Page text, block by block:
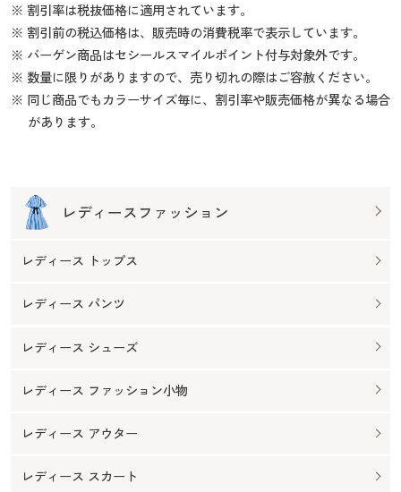
※ 割引率は税抜価格に適用されています。
※ 割引前の税込価格は、販売時の消費税率で表示しています。
※ バーゲン商品はセシールスマイルポイント付与対象外です。
※ 数量に限りがありますので、売り切れの際はご容赦ください。
※ 同じ商品でもカラーサイズ毎に、割引率や販売価格が異なる場合
があります。
レディースファッション
レディース トップス
レディース パンツ
レディース シューズ
レディース ファッション小物
レディース アウター
レディース スカート